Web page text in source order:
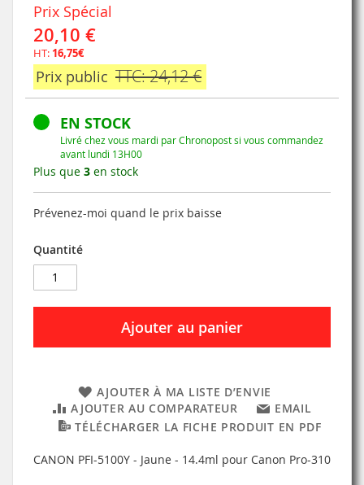
Prix Spécial
20,10 €
HT: 16,75€
Prix public TTC: 24,12 €
EN STOCK
Livré chez vous mardi par Chronopost si vous commandez
avant lundi 13H00
Plus que 3 en stock
Prévenez-moi quand le prix baisse
Quantité
Ajouter au panier
AJOUTER À MA LISTE D’ENVIE
AJOUTER AU COMPARATEUR
EMAIL
TÉLÉCHARGER LA FICHE PRODUIT EN PDF
CANON PFI-5100Y - Jaune - 14.4ml pour Canon Pro-310